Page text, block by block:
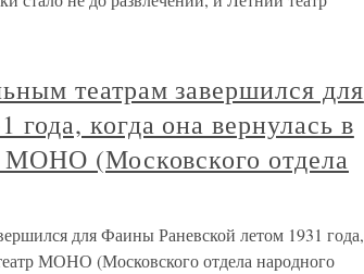
театрам завершился для
когда она вернулась в
МОНО (Московского отдела
для Фаины Раневской летом 1931 года,
МОНО (Московского отдела народного